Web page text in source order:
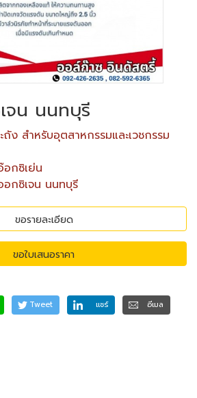
จน นนทบุรี
ถัง สำหรับอุตสาหกรรมและเวชกรรม
กซิเย่น
อกซิเจน นนทบุรี
ขอรายละเอียด
ขอใบเสนอราคา
Tweet แชร์
อีเมล